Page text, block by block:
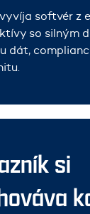
softvér z
so silným
dát,
si